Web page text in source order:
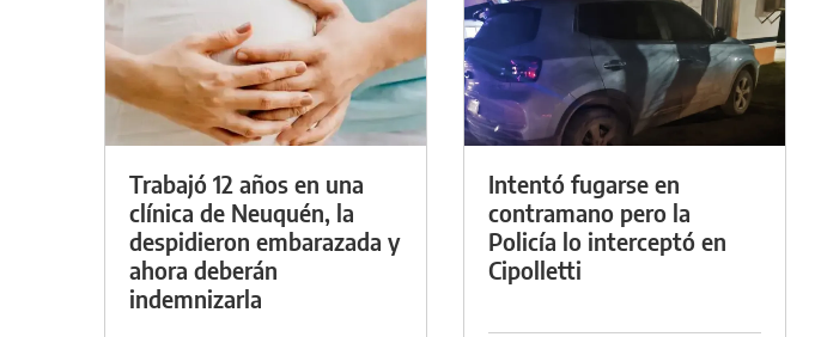
Trabajó 12 años en una
clínica de Neuquén, la
despidieron embarazada y
ahora deberán
indemnizarla
Intentó fugarse en
contramano pero la
Policía lo interceptó en
Cipolletti